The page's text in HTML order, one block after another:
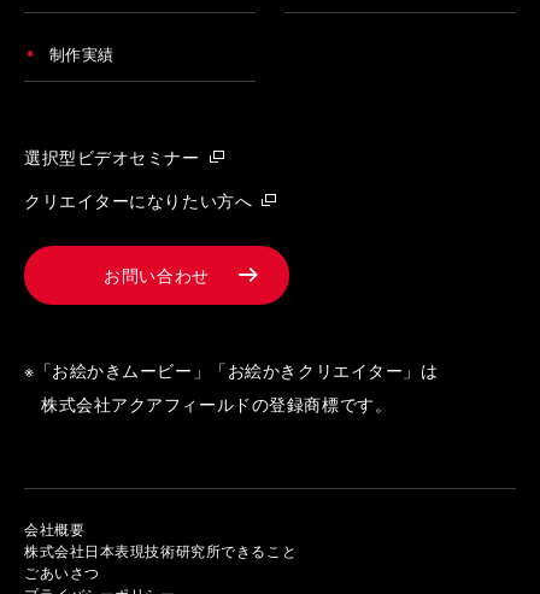
制作実績
選択型ビデオセミナー
クリエイターになりたい方へ
お問い合わせ
※「お絵かきムービー」「お絵かきクリエイター」は
株式会社アクアフィールドの登録商標です。
会社概要
株式会社日本表現技術研究所できること
ごあいさつ